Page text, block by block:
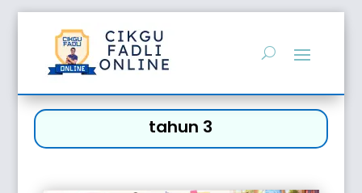
tahun 3